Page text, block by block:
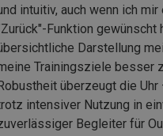
intuitiv, auch wenn ich
Funktion gewünscht
Darstellung
Trainingsziele besser
überzeugt die
intensiver Nutzung in
Begleiter für